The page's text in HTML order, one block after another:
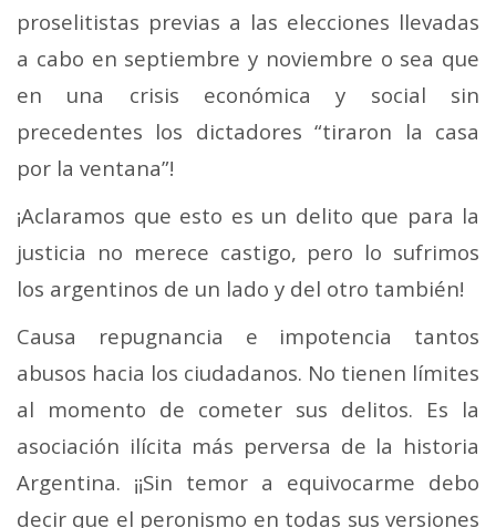
proselitistas previas a las elecciones llevadas
a cabo en septiembre y noviembre o sea que
en una crisis económica y social sin
precedentes los dictadores “tiraron la casa
por la ventana”!
¡Aclaramos que esto es un delito que para la
justicia no merece castigo, pero lo sufrimos
los argentinos de un lado y del otro también!
Causa repugnancia e impotencia tantos
abusos hacia los ciudadanos. No tienen límites
al momento de cometer sus delitos. Es la
asociación ilícita más perversa de la historia
Argentina. ¡¡Sin temor a equivocarme debo
decir que el peronismo en todas sus versiones